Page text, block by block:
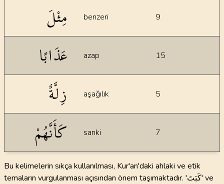
مِثْلَ benzeri 9
عَذَابًا azap 15
زِلَّةٌ aşağılık 5
كَأَنَّهُمْ sanki 7
Bu kelimelerin sıkça kullanılması, Kur'an'daki ahlaki ve etik
temaların vurgulanması açısından önem taşımaktadır. 'كَبَتَ' ve